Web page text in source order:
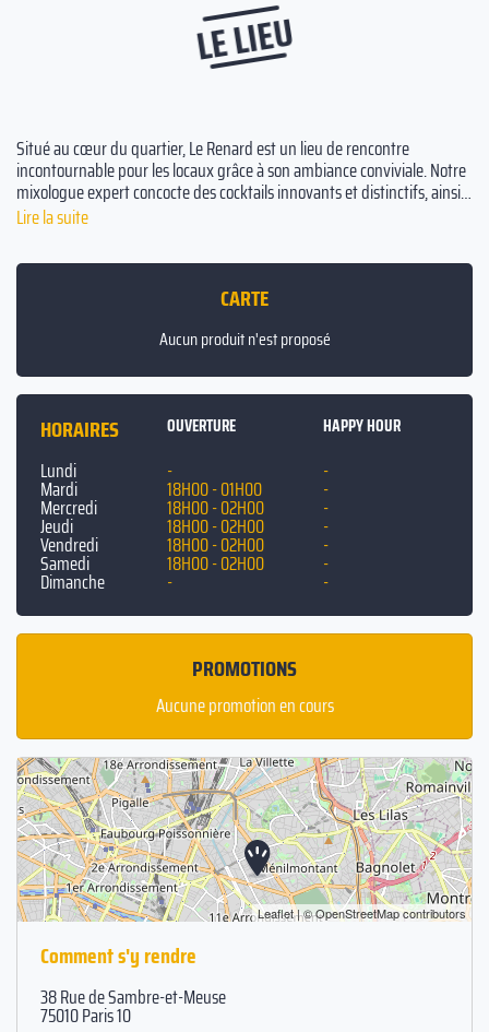
LE LIEU
Situé au cœur du quartier, Le Renard est un lieu de rencontre
incontournable pour les locaux grâce à son ambiance conviviale. Notre
mixologue expert concocte des cocktails innovants et distinctifs, ainsi
que des recettes de boissons classiques qui peuvent être savourées en
terrasse en plein air offre une atmosphère rafraîchissante pour
amis. Ne manquez pas l'occasion de goûter une pinte revigorante dans
Lire la suite
CARTE
Aucun produit n'est proposé
HORAIRES OUVERTURE HAPPY HOUR
Lundi - -
Mardi 18H00 - 01H00 -
Mercredi 18H00 - 02H00 -
Jeudi 18H00 - 02H00 -
Vendredi 18H00 - 02H00 -
Samedi 18H00 - 02H00 -
Dimanche - -
PROMOTIONS
Aucune promotion en cours
Leaflet| ©OpenStreetMapcontributors
Comment s'y rendre
38 Rue de Sambre-et-Meuse
75010 Paris 10